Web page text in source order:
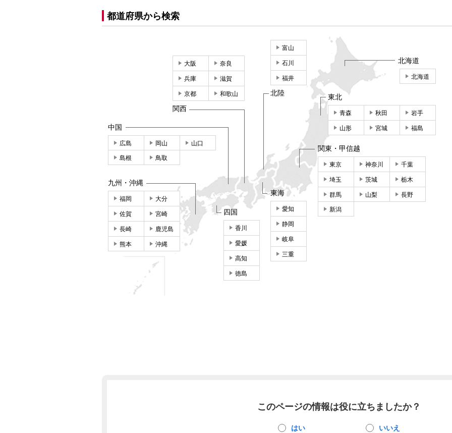
都道府県から検索
北海道
北海道
東北
青森 秋田 岩手
山形 宮城 福島
関東・甲信越
東京 神奈川 千葉
埼玉 茨城 栃木
群馬 山梨 長野
新潟
東海
愛知
静岡
岐阜
三重
富山
石川
福井
北陸
大阪 奈良
兵庫 滋賀
京都 和歌山
関西
中国
広島 岡山 山口
島根 鳥取
四国
香川
愛媛
高知
徳島
九州・沖縄
福岡 大分
佐賀 宮崎
長崎 鹿児島
熊本 沖縄
このページの情報は役に立ちましたか？
はい いいえ